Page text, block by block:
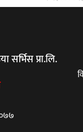
सर्भिस प्रा.लि.